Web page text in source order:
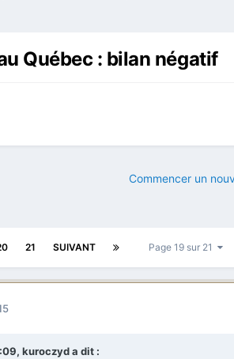
Québec : bilan négatif
Commencer un
21 SUIVANT Page 19 sur 21
kuroczyd a dit :